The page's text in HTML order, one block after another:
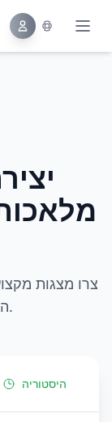
צרו מצגות
המלאכותית המתקדם שלנו.
היסטוריה